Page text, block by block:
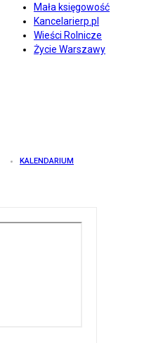
Mała księgowość
Kancelarierp.pl
Wieści Rolnicze
Życie Warszawy
KALENDARIUM